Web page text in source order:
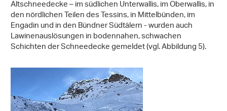
Altschneedecke – im südlichen Unterwallis, im Oberwallis, in
den nördlichen Teilen des Tessins, in Mittelbünden, im
Engadin und in den Bündner Südtälern - wurden auch
Lawinenauslösungen in bodennahen, schwachen
Schichten der Schneedecke gemeldet (vgl. Abbildung 5).